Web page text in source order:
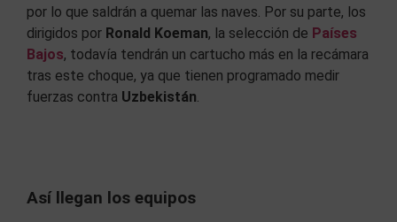
por lo que saldrán a quemar las naves. Por su parte, los
dirigidos por Ronald Koeman, la selección de Países
Bajos, todavía tendrán un cartucho más en la recámara
tras este choque, ya que tienen programado medir
fuerzas contra Uzbekistán
Así llegan los equipos